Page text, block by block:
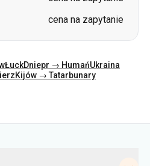
cena na zapytanie
ŁuckDniepr → HumańUkraina
Kijów → Tatarbunary